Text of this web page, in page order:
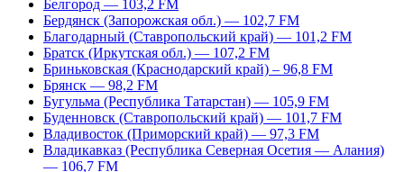
Белгород — 103,2 FM
Бердянск (Запорожская обл.) — 102,7 FM
Благодарный (Ставропольский край) — 101,2 FM
Братск (Иркутская обл.) — 107,2 FM
Бриньковская (Краснодарский край) – 96,8 FM
Брянск — 98,2 FM
Бугульма (Республика Татарстан) — 105,9 FM
Буденновск (Ставропольский край) — 101,7 FM
Владивосток (Приморский край) — 97,3 FM
Владикавказ (Республика Северная Осетия — Алания)
— 106,7 FM